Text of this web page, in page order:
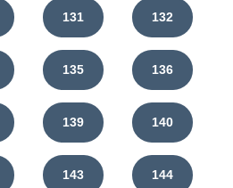
131 132
135 136
139 140
143 144